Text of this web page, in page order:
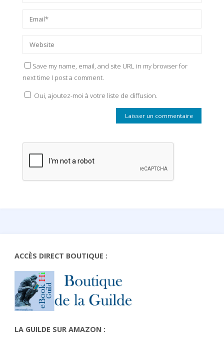
Save my name, email, and site URL in my browser for
next time I post a comment.
Oui, ajoutez-moi à votre liste de diffusion.
ACCÈS DIRECT BOUTIQUE :
LA GUILDE SUR AMAZON :